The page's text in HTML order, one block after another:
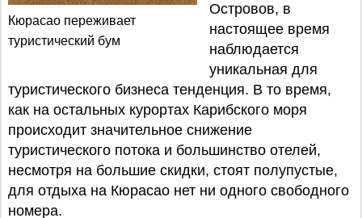
Кюрасао переживает
туристический бум
Островов, в
настоящее время
наблюдается
уникальная для
туристического бизнеса тенденция. В то время,
как на остальных курортах Карибского моря
происходит значительное снижение
туристического потока и большинство отелей,
несмотря на большие скидки, стоят полупустые,
для отдыха на Кюрасао нет ни одного свободного
номера.